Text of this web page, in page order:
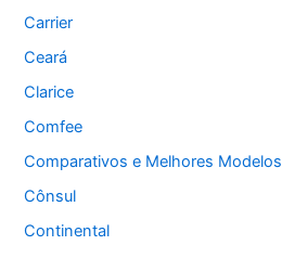
Carrier
Ceará
Clarice
Comfee
Comparativos e Melhores Modelos
Cônsul
Continental